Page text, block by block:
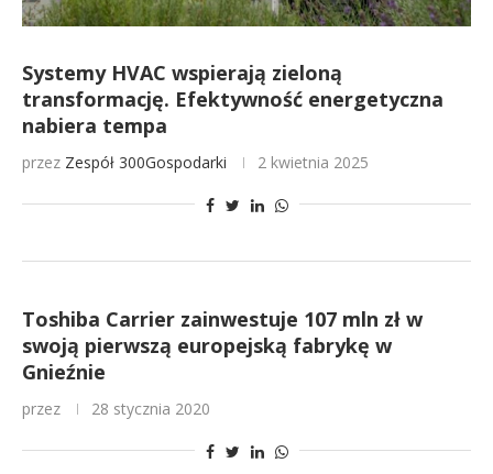
Systemy HVAC wspierają zieloną
transformację. Efektywność energetyczna
nabiera tempa
przez Zespół 300Gospodarki 2 kwietnia 2025
Toshiba Carrier zainwestuje 107 mln zł w
swoją pierwszą europejską fabrykę w
Gnieźnie
przez 28 stycznia 2020